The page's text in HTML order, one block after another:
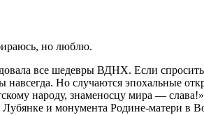
но люблю.
все шедевры ВДНХ. Если
Но случаются эпохальные
народу, зна­меносцу мира —
и монумента Родине-матери в